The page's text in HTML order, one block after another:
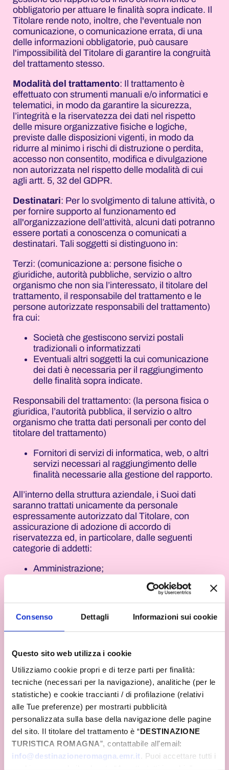
Consenso Dettagli Informazioni sui cookie
Questo sito web utilizza i cookie
Utilizziamo cookie propri e di terze parti per finalità:
tecniche (necessari per la navigazione), analitiche (per le
statistiche) e cookie traccianti / di profilazione (relativi
alle Tue preferenze) per mostrarti pubblicità
personalizzata sulla base della navigazione delle pagine
del sito. Il titolare del trattamento è “DESTINAZIONE
TURISTICA ROMAGNA”, contattabile all'email:
info@destinazioneromagna.emr.it . Puoi accettare tutti i
obbligatorio per attuare le finalità sopra indicate. Il
Titolare rende noto, inoltre, che l'eventuale non
comunicazione, o comunicazione errata, di una
delle informazioni obbligatorie, può causare
l'impossibilità del Titolare di garantire la congruità
del trattamento stesso.
Modalità del trattamento: Il trattamento è
effettuato con strumenti manuali e/o informatici e
telematici, in modo da garantire la sicurezza,
l’integrità e la riservatezza dei dati nel rispetto
delle misure organizzative fisiche e logiche,
previste dalle disposizioni vigenti, in modo da
ridurre al minimo i rischi di distruzione o perdita,
accesso non consentito, modifica e divulgazione
non autorizzata nel rispetto delle modalità di cui
agli artt. 5, 32 del GDPR.
Destinatari: Per lo svolgimento di talune attività, o
per fornire supporto al funzionamento ed
all'organizzazione dell’attività, alcuni dati potranno
essere portati a conoscenza o comunicati a
destinatari. Tali soggetti si distinguono in:
Terzi: (comunicazione a: persone fisiche o
giuridiche, autorità pubbliche, servizio o altro
organismo che non sia l’interessato, il titolare del
trattamento, il responsabile del trattamento e le
persone autorizzate responsabili del trattamento)
fra cui:
Società che gestiscono servizi postali
tradizionali o informatizzati
Eventuali altri soggetti la cui comunicazione
dei dati è necessaria per il raggiungimento
delle finalità sopra indicate.
Responsabili del trattamento: (la persona fisica o
giuridica, l’autorità pubblica, il servizio o altro
organismo che tratta dati personali per conto del
titolare del trattamento)
Fornitori di servizi di informatica, web, o altri
servizi necessari al raggiungimento delle
finalità necessarie alla gestione del rapporto.
All’interno della struttura aziendale, i Suoi dati
saranno trattati unicamente da personale
espressamente autorizzato dal Titolare, con
assicurazione di adozione di accordo di
riservatezza ed, in particolare, dalle seguenti
categorie di addetti:
Amministrazione;
la corretta esecuzione del rapporto;
diffusi in alcun modo.
non trasferisce dati personali in Paesi Extra UE.
previamente informati gli interessati, e verranno
adottate misure di garanzia per il trasferimento nei
confronti dei destinatari, che a seconda delle
casistiche potranno essere: verifica dell’esistenza
di decisioni di adeguatezza per il Paese
destinatario da parte della Commissione,
sottoscrizione di clausole contrattuali standard,
verifica dell’adozione di eventuali misure
supplementari in recepimento della